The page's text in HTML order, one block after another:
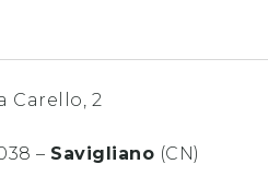
Carello, 2
– Savigliano (CN)